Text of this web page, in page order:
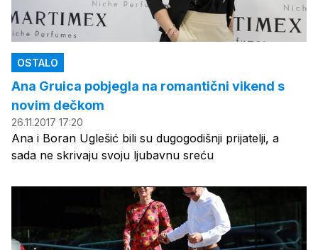
OSTALO
Ana Gruica pobjegla na romantični vikend s
novim dečkom
26.11.2017 17:20
Ana i Boran Uglešić bili su dugogodišnji prijatelji, a
sada ne skrivaju svoju ljubavnu sreću